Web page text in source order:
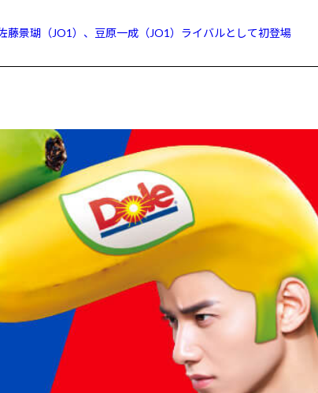
藤景瑚（JO1）、豆原一成（JO1）ライバルとして初登場